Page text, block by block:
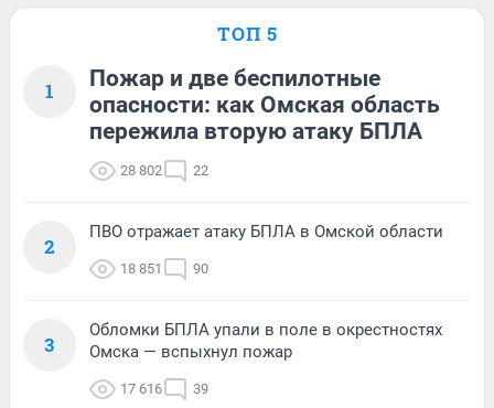
ТОП 5
1
Пожар и две беспилотные
опасности: как Омская область
пережила вторую атаку БПЛА
28 802 22
2
ПВО отражает атаку БПЛА в Омской области
18 851 90
3
Обломки БПЛА упали в поле в окрестностях
Омска — вспыхнул пожар
17 616 39